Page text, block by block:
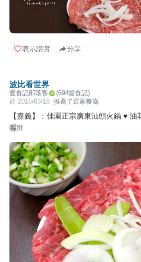
表示讚賞 分享
波比看世界
愛食記部落客 (694篇食記)
於 2016/03/18 推薦了這家餐廳
【嘉義】：佳園正宗廣東汕頭火鍋 ♥
喔!!!